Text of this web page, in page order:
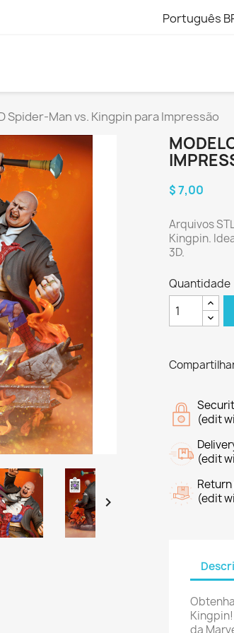
Português
Spider-Man vs. Kingpin para Impressão

$ 7,00
Arquivos
Kingpin.
3D.
Quantidade
(edit
(edit
(edit
da